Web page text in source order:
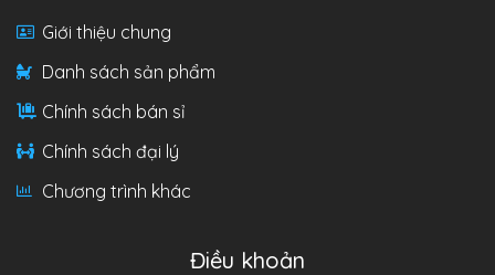
Giới thiệu chung
Danh sách sản phẩm
Chính sách bán sỉ
Chính sách đại lý
Chương trình khác
Điều khoản